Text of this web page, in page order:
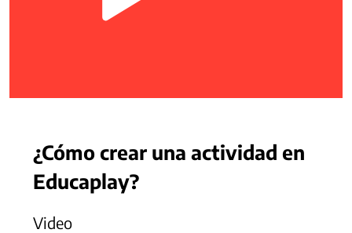
¿Cómo crear una actividad en
Educaplay?
Video